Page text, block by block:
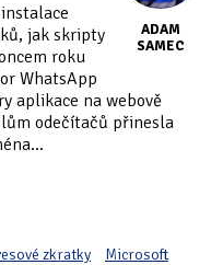
ADAM
SAMEC
jak skripty
roku
WhatsApp
aplikace na webově
odečítačů přinesla
zkratky
Microsoft